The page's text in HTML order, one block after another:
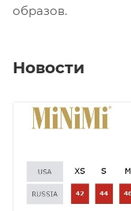
образов.
Новости